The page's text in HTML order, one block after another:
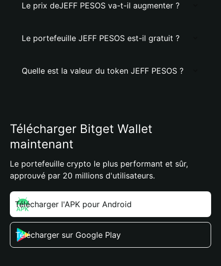
Le prix deJEFF PESOS va-t-il augmenter ?
Le portefeuille JEFF PESOS est-il gratuit ?
Quelle est la valeur du token JEFF PESOS ?
Télécharger Bitget Wallet
maintenant
Le portefeuille crypto le plus performant et sûr,
approuvé par 20 millions d'utilisateurs.
Télécharger l'APK pour Android
Télécharger sur Google Play